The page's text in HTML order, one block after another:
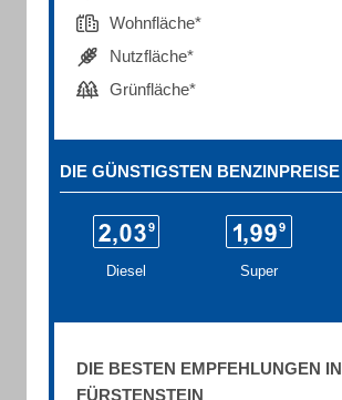
Wohnfläche*
Nutzfläche*
Grünfläche*
DIE GÜNSTIGSTEN BENZINPREISE
Diesel Super
DIE BESTEN EMPFEHLUNGEN IN
FÜRSTENSTEIN